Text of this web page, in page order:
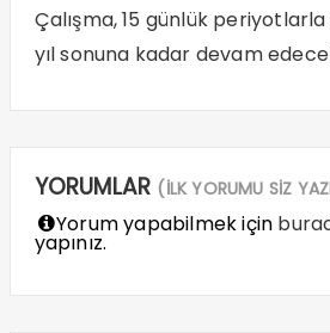
Çalışma, 15 günlük
yıl sonuna kadar devam
YORUMLAR (İLK YORUMU SİZ
Yorum yapabilmek için
yapınız.